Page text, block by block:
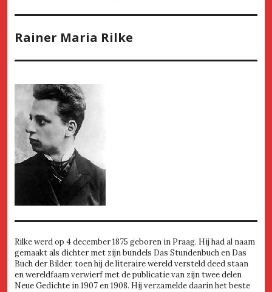
Rainer Maria Rilke
Rilke werd op 4 december 1875 geboren in Praag. Hij had al naam
gemaakt als dichter met zijn bundels Das Stundenbuch en Das
Buch der Bilder, toen hij de literaire wereld versteld deed staan
en wereldfaam verwierf met de publicatie van zijn twee delen
Neue Gedichte in 1907 en 1908. Hij verzamelde daarin het beste